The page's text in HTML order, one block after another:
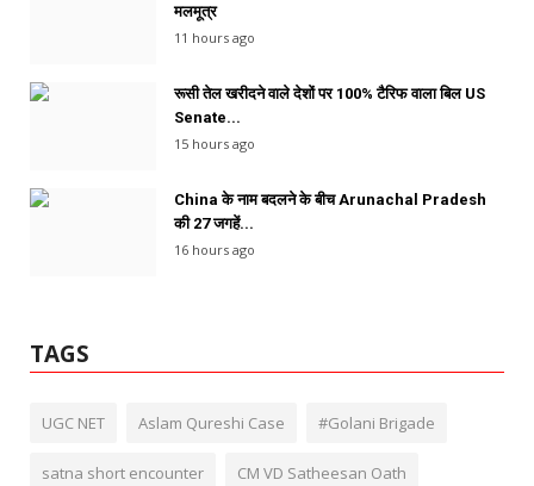
मलमूत्र
11 hours ago
रूसी तेल खरीदने वाले देशों पर 100% टैरिफ वाला बिल US
Senate...
15 hours ago
China के नाम बदलने के बीच Arunachal Pradesh
की 27 जगहें...
16 hours ago
TAGS
UGC NET Aslam Qureshi Case #Golani Brigade
satna short encounter CM VD Satheesan Oath